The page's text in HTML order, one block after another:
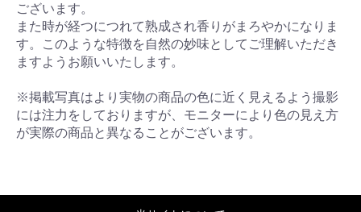
ございます。
また時が経つにつれて熟成され香りがまろやかになりま
す。このような特徴を自然の妙味としてご理解いただき
ますようお願いいたします。
※掲載写真はより実物の商品の色に近く見えるよう撮影
には注力をしておりますが、モニターにより色の見え方
が実際の商品と異なることがございます。